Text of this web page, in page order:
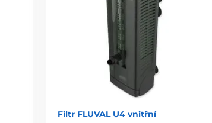
Filtr FLUVAL U4 vnitřní